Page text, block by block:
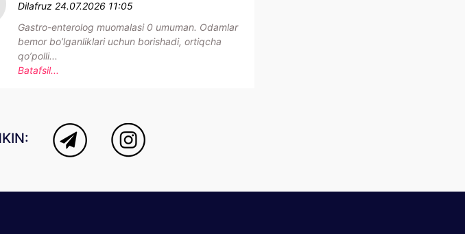
Dilafruz 24.07.2026 11:05
Gastro-enterolog muomalasi 0 umuman. Odamlar
bemor bo’lganliklari uchun borishadi, ortiqcha
qo’polli...
Batafsil...